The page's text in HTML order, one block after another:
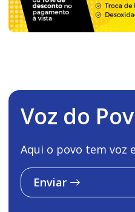
Voz do
Aqui o povo tem voz
Enviar